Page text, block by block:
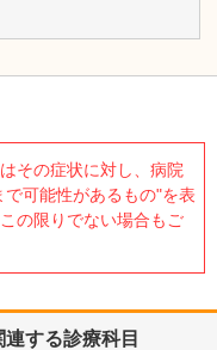
その症状に対し、病院
可能性があるもの"を表
の限りでない場合もご
する診療科目